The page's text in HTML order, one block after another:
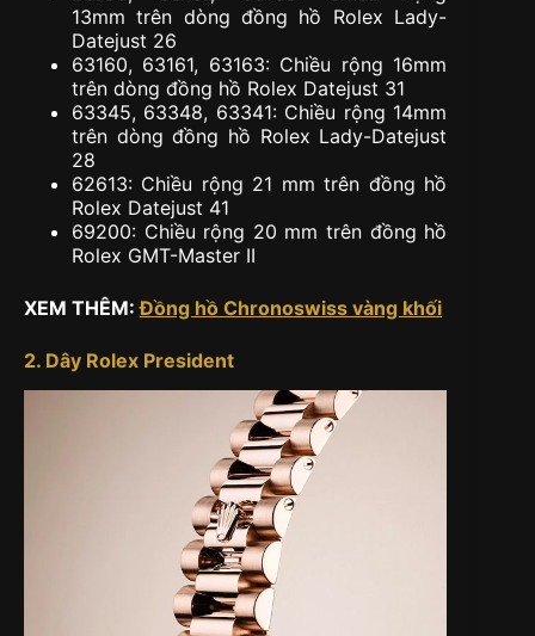
13mm trên dòng đồng hồ Rolex Lady-
Datejust 26
63160, 63161, 63163: Chiều rộng 16mm
trên dòng đồng hồ Rolex Datejust 31
63345, 63348, 63341: Chiều rộng 14mm
trên dòng đồng hồ Rolex Lady-Datejust
28
62613: Chiều rộng 21 mm trên đồng hồ
Rolex Datejust 41
69200: Chiều rộng 20 mm trên đồng hồ
Rolex GMT-Master II
XEM THÊM:Đồng hồ Chronoswiss vàng khối
2. Dây Rolex President